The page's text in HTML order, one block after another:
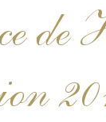
de